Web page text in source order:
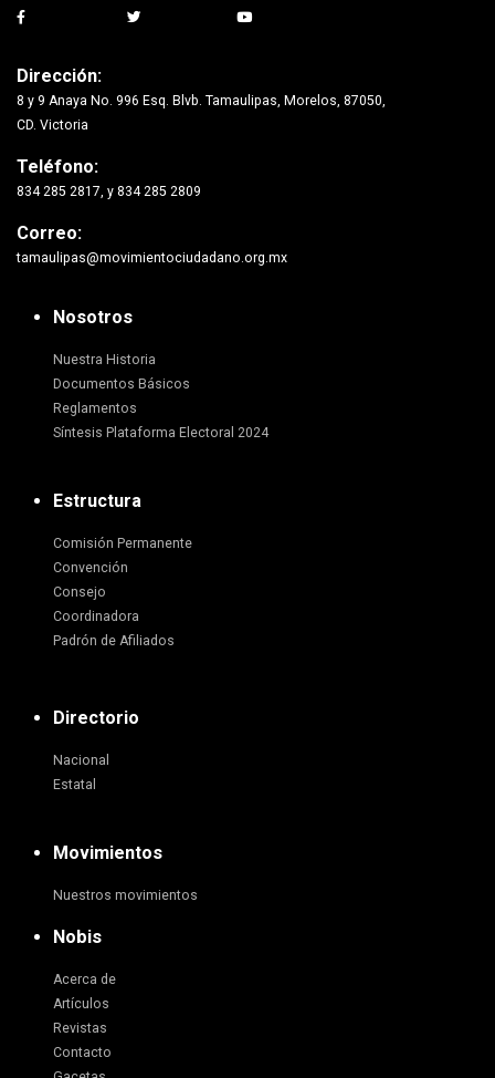
Dirección:
8 y 9 Anaya No. 996 Esq. Blvb. Tamaulipas, Morelos, 87050,
CD. Victoria
Teléfono:
834 285 2817, y 834 285 2809
Correo:
tamaulipas@movimientociudadano.org.mx
Nosotros
Nuestra Historia
Documentos Básicos
Reglamentos
Síntesis Plataforma Electoral 2024
Estructura
Comisión Permanente
Convención
Consejo
Coordinadora
Padrón de Afiliados
Directorio
Nacional
Estatal
Movimientos
Nuestros movimientos
Nobis
Acerca de
Artículos
Revistas
Contacto